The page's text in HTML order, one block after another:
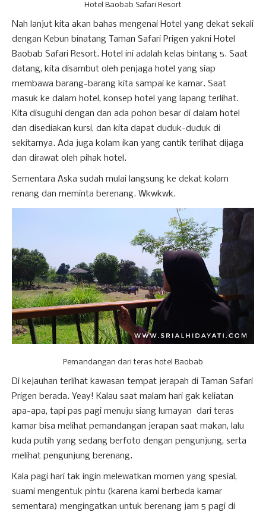
Hotel Baobab Safari Resort
Nah lanjut kita akan bahas mengenai Hotel yang dekat sekali
dengan Kebun binatang Taman Safari Prigen yakni Hotel
Baobab Safari Resort. Hotel ini adalah kelas bintang 5. Saat
datang, kita disambut oleh penjaga hotel yang siap
membawa barang-barang kita sampai ke kamar. Saat
masuk ke dalam hotel, konsep hotel yang lapang terlihat.
Kita disuguhi dengan dan ada pohon besar di dalam hotel
dan disediakan kursi, dan kita dapat duduk-duduk di
sekitarnya. Ada juga kolam ikan yang cantik terlihat dijaga
dan dirawat oleh pihak hotel.
Sementara Aska sudah mulai langsung ke dekat kolam
renang dan meminta berenang. Wkwkwk.
Pemandangan dari teras hotel Baobab
Di kejauhan terlihat kawasan tempat jerapah di Taman Safari
Prigen berada. Yeay! Kalau saat malam hari gak keliatan
apa-apa, tapi pas pagi menuju siang lumayan dari teras
kamar bisa melihat pemandangan jerapan saat makan, lalu
kuda putih yang sedang berfoto dengan pengunjung, serta
melihat pengunjung berenang.
Kala pagi hari tak ingin melewatkan momen yang spesial,
suami mengentuk pintu (karena kami berbeda kamar
sementara) mengingatkan untuk berenang jam 5 pagi di